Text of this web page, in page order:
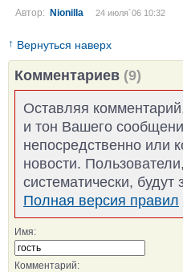
Автор: Nionilla 24 июля´06 10:32
↑ Вернуться наверх
Комментариев (9)
Оставляя
и тон Вашего
непосредственно или
новости.
систематически, будут
Полная версия правил
Имя:
Комментарий: